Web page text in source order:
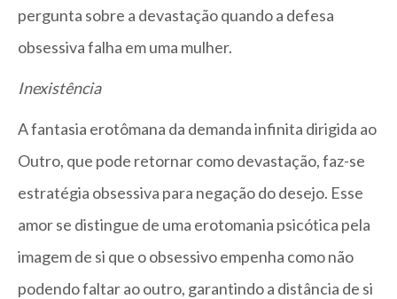
pergunta sobre a devastação quando a defesa
obsessiva falha em uma mulher.
Inexistência
A fantasia erotômana da demanda infinita dirigida ao
Outro, que pode retornar como devastação, faz-se
estratégia obsessiva para negação do desejo. Esse
amor se distingue de uma erotomania psicótica pela
imagem de si que o obsessivo empenha como não
podendo faltar ao outro, garantindo a distância de si